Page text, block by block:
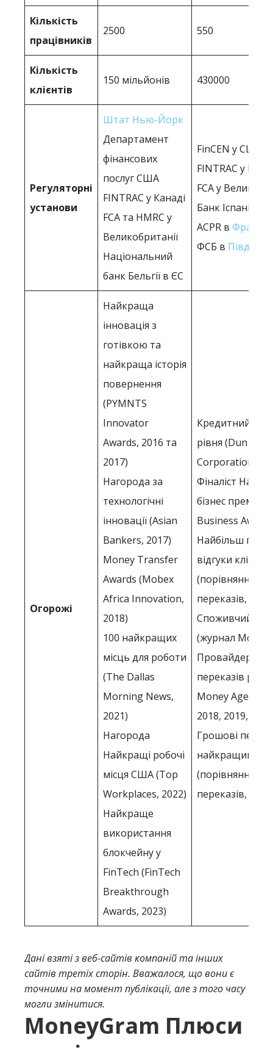
Кількість
працівників
2500 550
Кількість
клієнтів
150 мільйонів 430000
Регуляторні
установи
Штат Нью-Йорк
Департамент
фінансових
послуг США
FINTRAC у Канаді
FCA та HMRC у
Великобританії
Національний
банк Бельгії в ЄС
FinCEN у США
FINTRAC у
FCA у
Банк Іспанії в
ACPR в Франція
ФСБ в
Огорожі
Найкраща
інновація з
готівкою та
найкраща історія
повернення
(PYMNTS
Innovator
Awards, 2016 та
2017)
Нагорода за
технологічні
інновації (Asian
Bankers, 2017)
Money Transfer
Awards (Mobex
Africa Innovation,
2018)
100 найкращих
місць для роботи
(The Dallas
Morning News,
2021)
Нагорода
Найкращі робочі
місця США (Top
Workplaces, 2022)
Найкраще
використання
блокчейну у
FinTech (FinTech
Breakthrough
Awards, 2023)
Кредитний
рівня (Dun &
Corporation,
Фіналіст
бізнес премії
Business
Найбільш
відгуки клієнтів
(порівняння
переказів,
Споживчий
(журнал Money
Провайдер
переказів
Money Age,
2018, 2019,
Грошові
найкращим
(порівняння
переказів,
Дані взяті з веб-сайтів компаній та інших
сайтів третіх сторін. Вважалося, що вони є
точними на момент публікації, але з того часу
могли змінитися.
MoneyGram Плюси